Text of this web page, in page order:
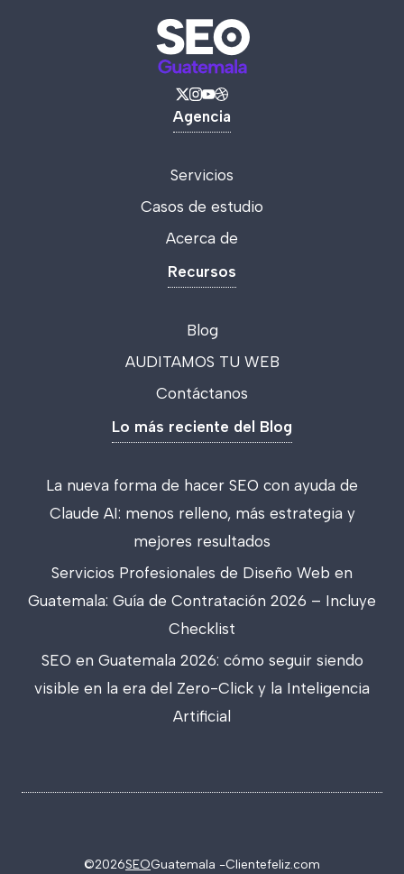
Agencia
Servicios
Casos de estudio
Acerca de
Recursos
Blog
AUDITAMOS TU WEB
Contáctanos
Lo más reciente del Blog
La nueva forma de hacer SEO con ayuda de
Claude AI: menos relleno, más estrategia y
mejores resultados
Servicios Profesionales de Diseño Web en
Guatemala: Guía de Contratación 2026 – Incluye
Checklist
SEO en Guatemala 2026: cómo seguir siendo
visible en la era del Zero-Click y la Inteligencia
Artificial
©2026SEOGuatemala -Clientefeliz.com